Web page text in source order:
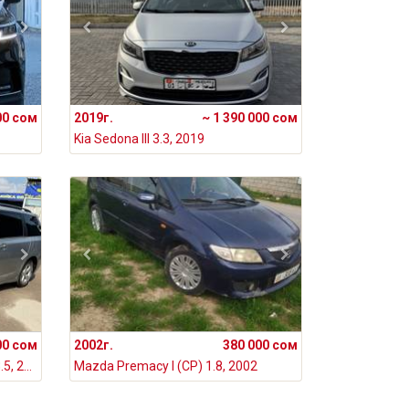
сом
2019г.
~ 1 390 000 сом
Kia Sedona III 3.3, 2019
сом
2002г.
380 000 сом
Mazda Premacy I (CP) 1.8, 2002